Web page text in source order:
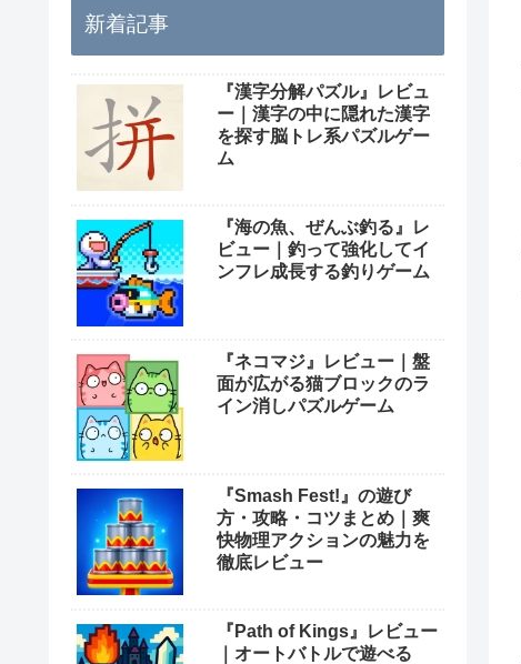
新着記事
『漢字分解パズル』レビュ
ー｜漢字の中に隠れた漢字
を探す脳トレ系パズルゲー
ム
『海の魚、ぜんぶ釣る』レ
ビュー｜釣って強化してイ
ンフレ成長する釣りゲーム
『ネコマジ』レビュー｜盤
面が広がる猫ブロックのラ
イン消しパズルゲーム
『Smash Fest!』の遊び
方・攻略・コツまとめ｜爽
快物理アクションの魅力を
徹底レビュー
『Path of Kings』レビュー
｜オートバトルで遊べる